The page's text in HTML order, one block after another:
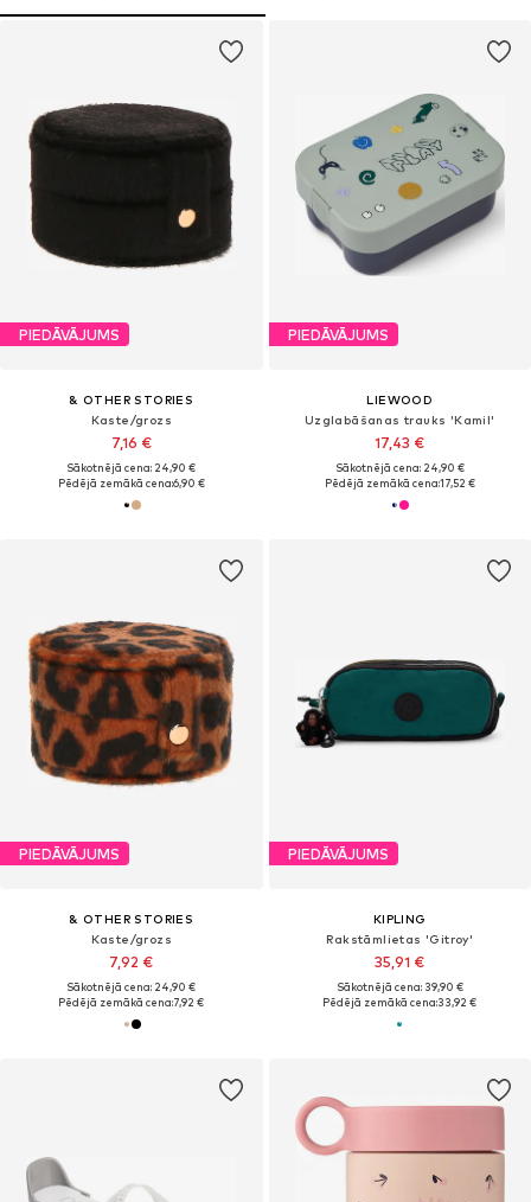
PIEDĀVĀJUMS
& OTHER STORIES
Kaste/grozs
7,16 €
Sākotnējā cena: 24,90 €
Pēdējā zemākā cena:6,90 €
PIEDĀVĀJUMS
LIEWOOD
Uzglabāšanas trauks 'Kamil'
17,43 €
Sākotnējā cena: 24,90 €
Pēdējā zemākā cena:17,52 €
PIEDĀVĀJUMS
& OTHER STORIES
Kaste/grozs
7,92 €
Sākotnējā cena: 24,90 €
Pēdējā zemākā cena:7,92 €
PIEDĀVĀJUMS
KIPLING
Rakstāmlietas 'Gitroy'
35,91 €
Sākotnējā cena: 39,90 €
Pēdējā zemākā cena:33,92 €